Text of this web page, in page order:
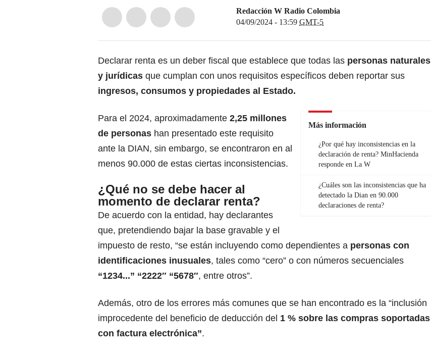
Redacción W Radio Colombia
04/09/2024 - 13:59 GMT-5
Declarar renta es un deber fiscal que establece que todas las personas naturales
y jurídicas que cumplan con unos requisitos específicos deben reportar sus
ingresos, consumos y propiedades al Estado.
Más información
¿Por qué hay inconsistencias en la
declaración de renta? MinHacienda
responde en La W
¿Cuáles son las inconsistencias que ha
detectado la Dian en 90.000
declaraciones de renta?
Para el 2024, aproximadamente 2,25 millones
de personas han presentado este requisito
ante la DIAN, sin embargo, se encontraron en al
menos 90.000 de estas ciertas inconsistencias.
¿Qué no se debe hacer al
momento de declarar renta?
De acuerdo con la entidad, hay declarantes
que, pretendiendo bajar la base gravable y el
impuesto de resto, “se están incluyendo como dependientes a personas con
identificaciones inusuales, tales como “cero” o con números secuenciales
“1234...” “2222″ “5678″, entre otros”.
Además, otro de los errores más comunes que se han encontrado es la “inclusión
improcedente del beneficio de deducción del 1 % sobre las compras soportadas
con factura electrónica”.